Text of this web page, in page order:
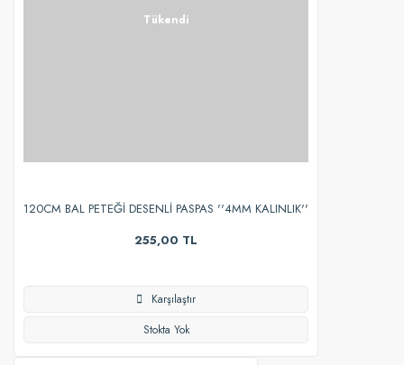
Tükendi
120CM BAL PETEĞİ DESENLİ PASPAS ''4MM KALINLIK''
255,00 TL
Karşılaştır
Stokta Yok